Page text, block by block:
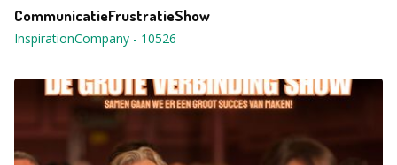
CommunicatieFrustratieShow
InspirationCompany - 10526